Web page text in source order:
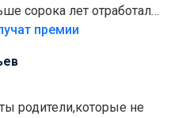
сорока лет отработали
премии
родители,которые не